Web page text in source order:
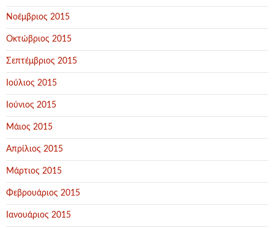
Νοέμβριος 2015
Οκτώβριος 2015
Σεπτέμβριος 2015
Ιούλιος 2015
Ιούνιος 2015
Μάιος 2015
Απρίλιος 2015
Μάρτιος 2015
Φεβρουάριος 2015
Ιανουάριος 2015